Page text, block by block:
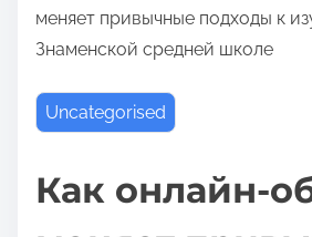
меняет привычные подходы к
Знаменской средней школе
Uncategorised
Как онлайн-